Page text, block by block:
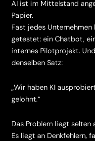
AI ist im Mittelstand
Papier.
Fast jedes Unternehmen
getestet: ein Chatbot,
internes Pilotprojekt.
denselben Satz:
„Wir haben KI
gelohnt.“
Das Problem liegt selten
Es liegt an Denkfehlern,